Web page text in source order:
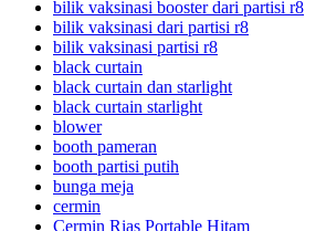
bilik vaksinasi booster dari partisi r8
bilik vaksinasi dari partisi r8
bilik vaksinasi partisi r8
black curtain
black curtain dan starlight
black curtain starlight
blower
booth pameran
booth partisi putih
bunga meja
cermin
Cermin Rias Portable Hitam